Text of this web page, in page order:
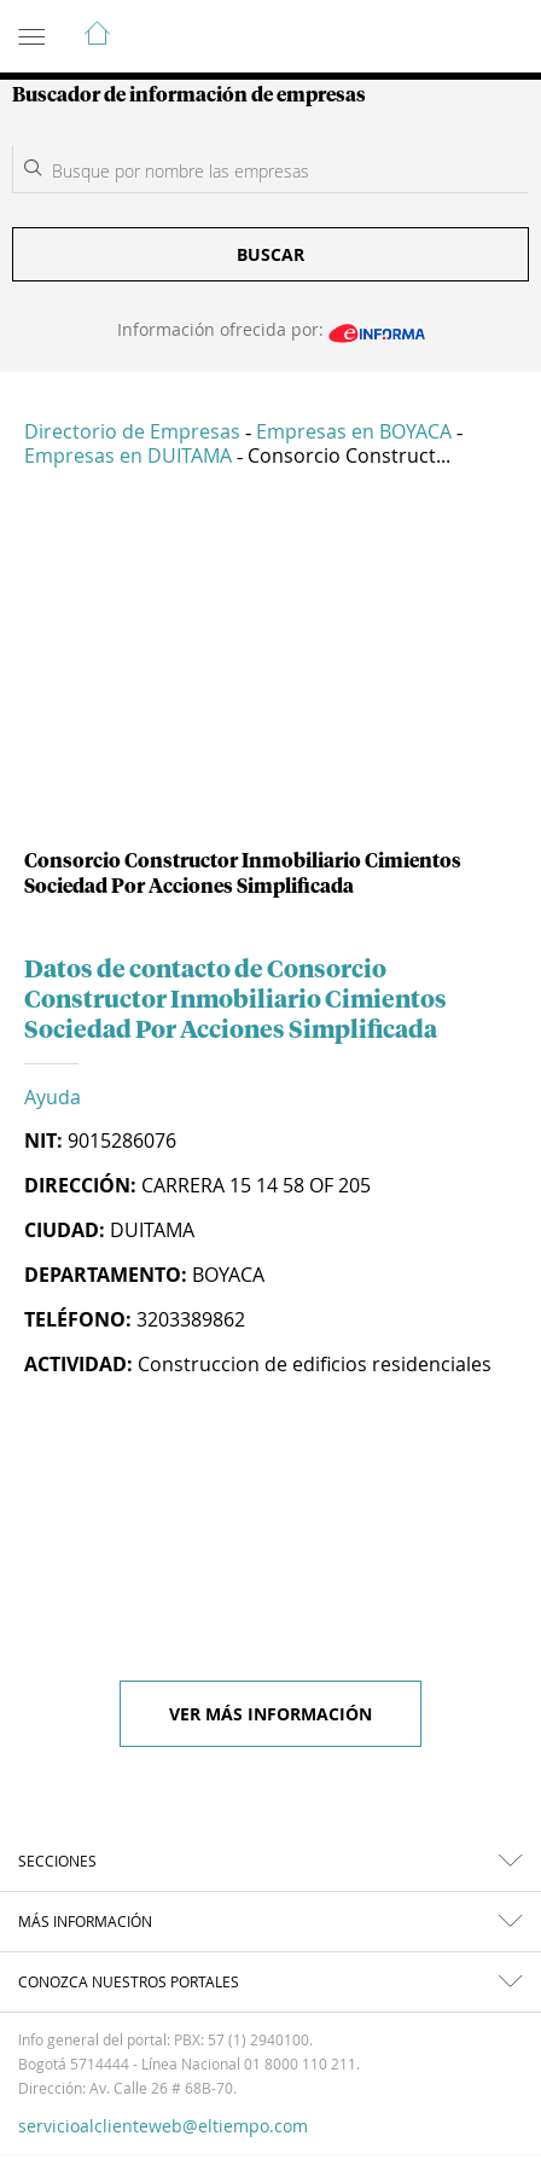
Guía de Empresas Colombianas
Buscador de información de empresas
BUSCAR
Información ofrecida por:
Directorio de Empresas - Empresas en BOYACA -
Empresas en DUITAMA - Consorcio Construct...
Consorcio Constructor Inmobiliario Cimientos
Sociedad Por Acciones Simplificada
Datos de contacto de Consorcio
Constructor Inmobiliario Cimientos
Sociedad Por Acciones Simplificada
Ayuda
NIT: 9015286076
DIRECCIÓN: CARRERA 15 14 58 OF 205
CIUDAD: DUITAMA
DEPARTAMENTO: BOYACA
TELÉFONO: 3203389862
ACTIVIDAD: Construccion de edificios residenciales
VER MÁS INFORMACIÓN
SECCIONES
MÁS INFORMACIÓN
CONOZCA NUESTROS PORTALES
Info general del portal: PBX: 57 (1) 2940100.
Bogotá 5714444 - Línea Nacional 01 8000 110 211.
Dirección: Av. Calle 26 # 68B-70.
servicioalclienteweb@eltiempo.com